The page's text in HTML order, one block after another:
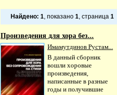
Найдено: 1, показано 1, страница 1
Произведения для хора без...
Имамутдинов Рустам...
В данный сборник
вошли хоровые
произведения,
написанные в разные
годы и получившие